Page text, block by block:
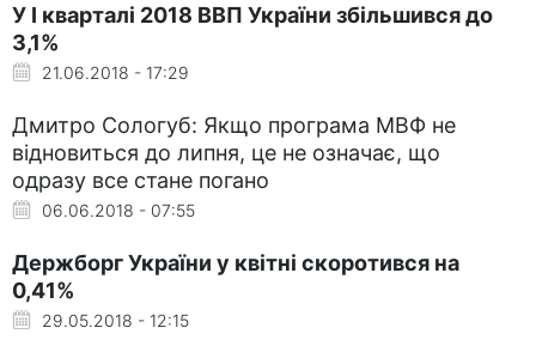
У I кварталі 2018 ВВП України збільшився до
3,1%
21.06.2018 - 17:29
Дмитро Сологуб: Якщо програма МВФ не
відновиться до липня, це не означає, що
одразу все стане погано
06.06.2018 - 07:55
Держборг України у квітні скоротився на
0,41%
29.05.2018 - 12:15